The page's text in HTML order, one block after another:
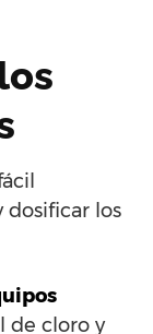
dosificar los
de cloro y